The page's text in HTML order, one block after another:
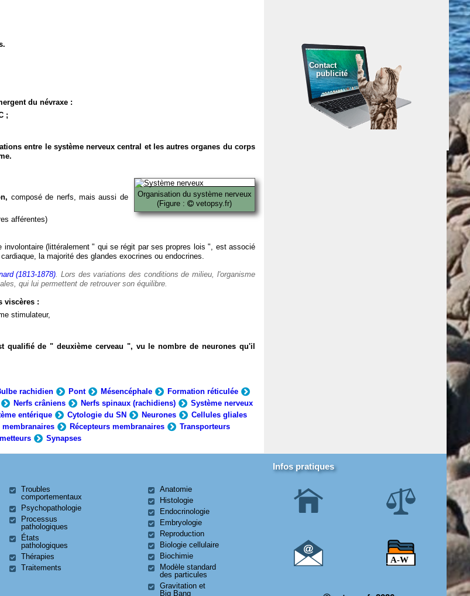
du névraxe :
;
entre le système nerveux central et les autres organes du corps
Organisation du système nerveux
(Figure :
vetopsy.fr)
composé de nerfs, mais aussi de
afférentes)
involontaire (littéralement " qui se régit par ses propres lois ", est associé
la majorité des glandes exocrines ou endocrines.
(1813-1878). Lors des variations des conditions de milieu, l'organisme
qui lui permettent de retrouver son équilibre.
viscères :
stimulateur,
qualifié de " deuxième cerveau ", vu le nombre de neurones qu'il
rachidien Pont Mésencéphale
Formation réticulée
Nerfs crâniens Nerfs spinaux (rachidiens)
Système nerveux
entérique Cytologie du SN Neurones
Cellules gliales
membranaires Récepteurs membranaires
Transporteurs
Synapses
Contact
publicité
Troubles
comportementaux
Psychopathologie
Processus
pathologiques
États
pathologiques
Thérapies
Traitements
Anatomie
Histologie
Endocrinologie
Embryologie
Reproduction
Biologie cellulaire
Biochimie
Modèle standard
des particules
Gravitation et
Big Bang
Infos pratiques